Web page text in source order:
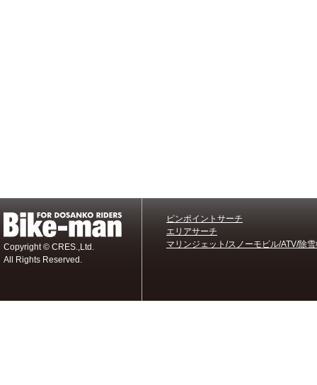
Copyright © CRES.,Ltd.
All Rights Reserved.
ピンポイントサーチ
エリアサーチ
マリンジェット/スノーモビル/ATV/除